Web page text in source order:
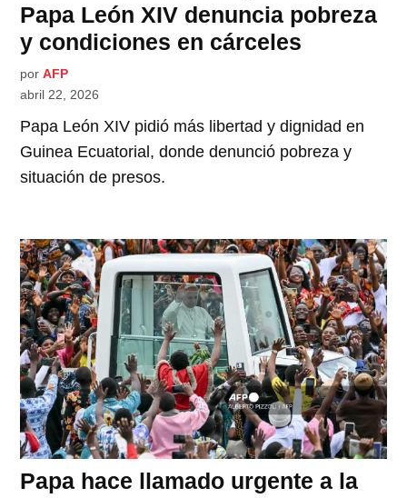
Papa León XIV denuncia pobreza
y condiciones en cárceles
por AFP
abril 22, 2026
Papa León XIV pidió más libertad y dignidad en
Guinea Ecuatorial, donde denunció pobreza y
situación de presos.
Papa hace llamado urgente a la